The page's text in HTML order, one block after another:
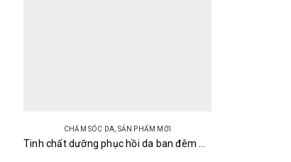
CHĂM SÓC DA, SẢN PHẨM MỚI
Tinh chất dưỡng phục hồi da ban đêm URUYOI Night Repair Essence Cosmetex Roland 100ml Nhật Bản